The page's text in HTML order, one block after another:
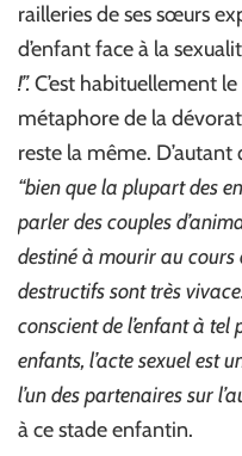
railleries de ses sœurs
d’enfant face à la
!”.C’est habituellement
métaphore de la
reste la même. D’autant
“bien que la plupart des
parler des couples
destiné à mourir au cours
destructifs sont très
conscient de l’enfant à
enfants, l’acte sexuel est
l’un des partenaires sur
à ce stade enfantin.